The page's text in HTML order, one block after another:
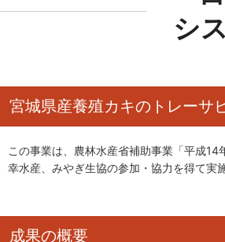
シ
宮城県産養殖カキのトレーサ
この事業は、農林水産省補助事業「平成
幸水産、みやぎ生協の参加・協力を得て実
成果の概要